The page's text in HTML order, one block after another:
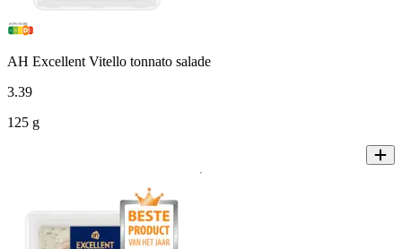
AH Excellent Vitello tonnato salade
3.39
125 g